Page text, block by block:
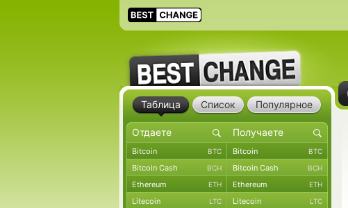
Таблица Список Популярное
Bitcoin BTC Bitcoin BTC
Bitcoin Cash BCH Bitcoin Cash BCH
Ethereum ETH Ethereum ETH
Litecoin LTC Litecoin LTC